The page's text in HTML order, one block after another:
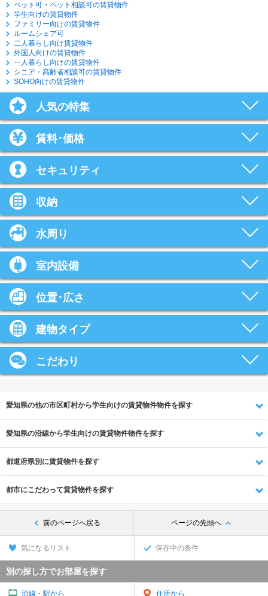
ペット可・ペット相談可の賃貸物件
学生向けの賃貸物件
ファミリー向けの賃貸物件
ルームシェア可
二人暮らし向け賃貸物件
外国人向けの賃貸物件
一人暮らし向けの賃貸物件
シニア・高齢者相談可の賃貸物件
SOHO向けの賃貸物件
人気の特集
賃料･価格
セキュリティ
収納
水周り
室内設備
位置･広さ
建物タイプ
こだわり
愛知県の他の市区町村から学生向けの賃貸物件物件を探す
愛知県の沿線から学生向けの賃貸物件物件を探す
都道府県別に賃貸物件を探す
都市にこだわって賃貸物件を探す
前のページへ戻る ページの先頭へ
気になるリスト 保存中の条件
別の探し方でお部屋を探す
沿線・駅から 住所から